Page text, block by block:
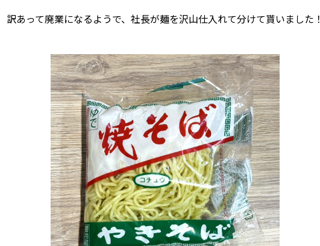
訳あって廃業になるようで、社長が麺を沢山仕入れて分けて貰いました！